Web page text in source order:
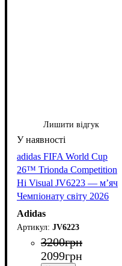
Лишити відгук
adidas FIFA World Cup
26™ Trionda Competition
Hi Visual JV6223 — м’яч
Чемпіонату світу 2026
Adidas
JV6223
3200грн
2099грн